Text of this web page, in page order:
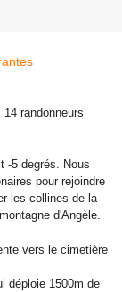
randonneurs
-5 degrés. Nous
pour rejoindre
les collines de la
d'Angèle.
vers le cimetière
déploie 1500m de